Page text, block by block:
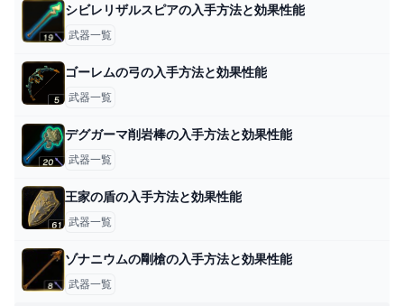
シビレリザルスピアの入手方法と効果性能
武器一覧
ゴーレムの弓の入手方法と効果性能
武器一覧
デグガーマ削岩棒の入手方法と効果性能
武器一覧
王家の盾の入手方法と効果性能
武器一覧
ゾナニウムの剛槍の入手方法と効果性能
武器一覧